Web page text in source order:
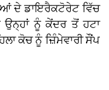
ਦੇ ਡਾਇਰੈਕਟੋਰੇਟ ਵਿੱਚ
ਨੂੰ ਕੇਂਦਰ ਤੋਂ ਹਟਾ
ਕੋਚ ਨੂੰ ਜ਼ਿੰਮੇਵਾਰੀ ਸੌਂਪ